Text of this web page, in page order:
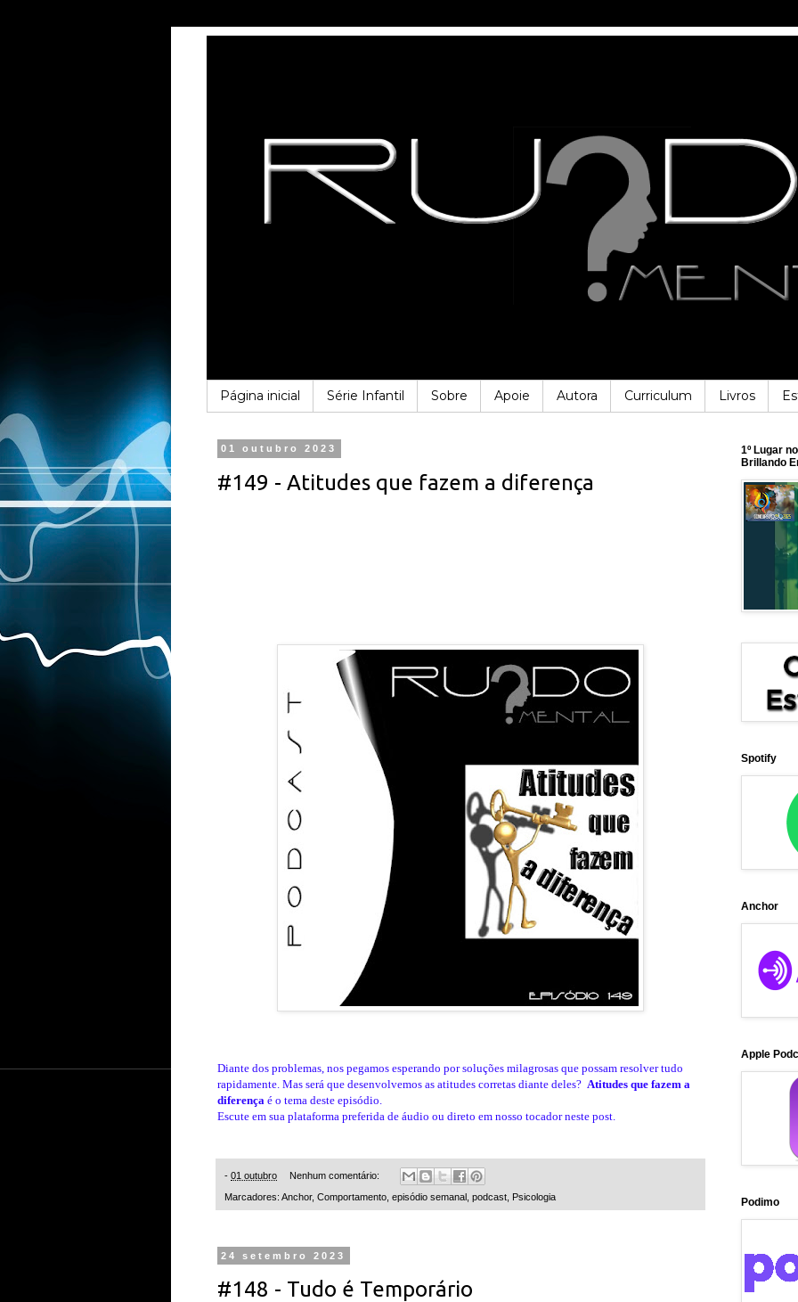
Página inicial Série Infantil Sobre Apoie Autora Curriculum Livros
01 outubro 2023
#149 - Atitudes que fazem a diferença
Diante dos problemas, nos pegamos esperando por soluções milagrosas que possam resolver tudo
rapidamente. Mas será que desenvolvemos as atitudes corretas diante deles? Atitudes que fazem a
diferença é o tema deste episódio.
Escute em sua plataforma preferida de áudio ou direto em nosso tocador neste post.
- 01 outubro Nenhum comentário:
Marcadores: Anchor, Comportamento episódio semanal podcast Psicologia
24 setembro 2023
#148 - Tudo é Temporário
1º Lugar
Brillando
Spotify
Anchor
Apple
Podimo